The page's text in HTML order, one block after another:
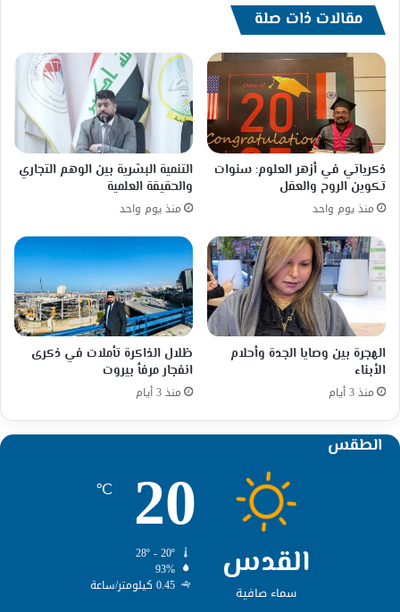
مقالات ذات صلة
ذكرياتي في أزهر العلوم: سنوات
تكوين الروح والعقل
منذ يوم واحد
التنمية البشرية بين الوهم التجاري
والحقيقة العلمية
منذ يوم واحد
الهجرة بين وصايا الجدة وأحلام
الأبناء
منذ 3 أيام
ظلال الذاكرة تأملات في ذكرى
انفجار مرفأ بيروت
منذ 3 أيام
الطقس
القدس
سماء صافية
20
℃
93%
0.45 كيلومتر/ساعة